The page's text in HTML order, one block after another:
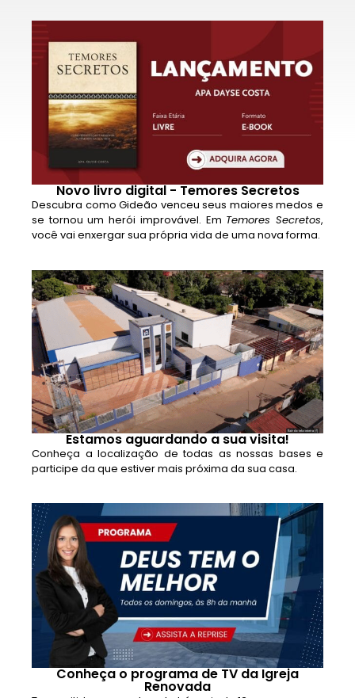
Novo livro digital - Temores Secretos
Descubra como Gideão venceu seus maiores medos e
se tornou um herói improvável. Em Temores Secretos,
você vai enxergar sua própria vida de uma nova forma.
Estamos aguardando a sua visita!
Conheça a localização de todas as nossas bases e
participe da que estiver mais próxima da sua casa.
Conheça o programa de TV da Igreja
Renovada